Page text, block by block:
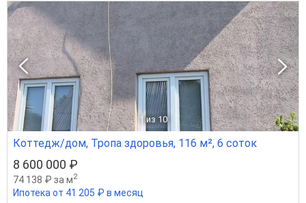
1 из 10
Коттедж/дом, Тропа здоровья, 116 м², 6 соток
8 600 000 ₽
74 138 ₽ за м2
Ипотека от 41 205 ₽ в месяц